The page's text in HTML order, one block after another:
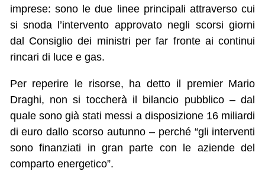
imprese: sono le due linee principali attraverso cui
si snoda l’intervento approvato negli scorsi giorni
dal Consiglio dei ministri per far fronte ai continui
rincari di luce e gas.
Per reperire le risorse, ha detto il premier Mario
Draghi, non si toccherà il bilancio pubblico – dal
quale sono già stati messi a disposizione 16 miliardi
di euro dallo scorso autunno – perché “gli interventi
sono finanziati in gran parte con le aziende del
comparto energetico”.